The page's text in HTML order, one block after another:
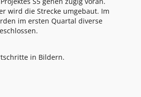
wird die Strecke umgebaut. Im
im ersten Quartal diverse
in Bildern.